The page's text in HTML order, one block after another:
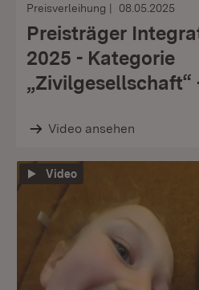
Preisverleihung 08.05.2025
Preisträger
2025 - Kategorie
„Zivilgesellschaft“
Video ansehen
Video